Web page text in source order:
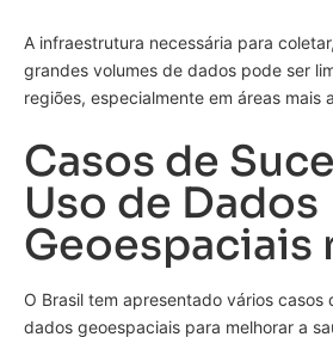
A infraestrutura necessária para
grandes volumes de dados pode ser
regiões, especialmente em áreas mais
Casos de
Uso de Dados
Geoespaciais
O Brasil tem apresentado vários casos
dados geoespaciais para melhorar a